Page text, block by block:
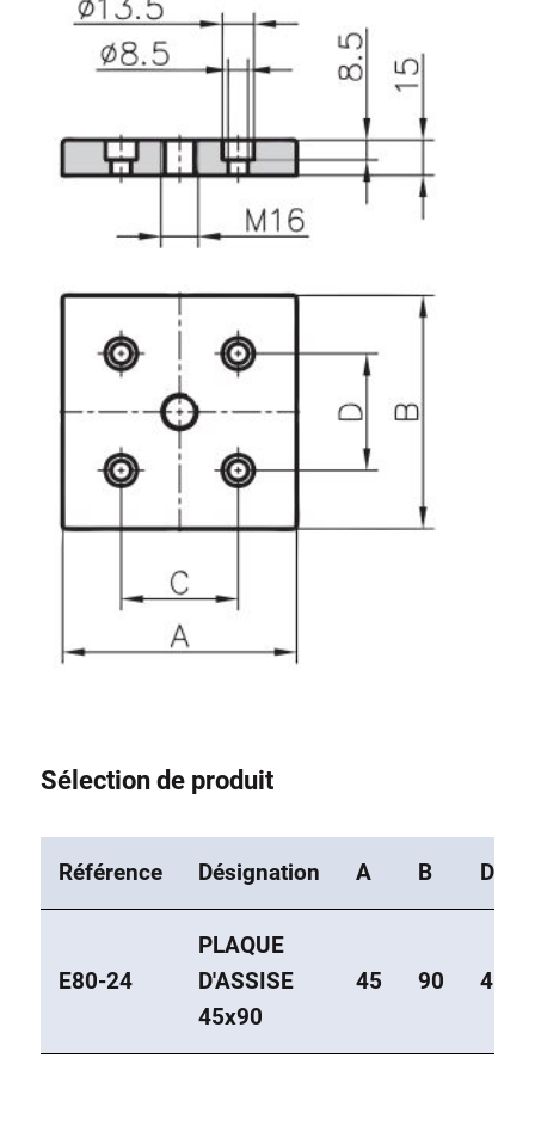
Système de transrouler
Sélection de produit
Référence Désignation A B D
E80-24
PLAQUE
D'ASSISE
45x90
45 90 45